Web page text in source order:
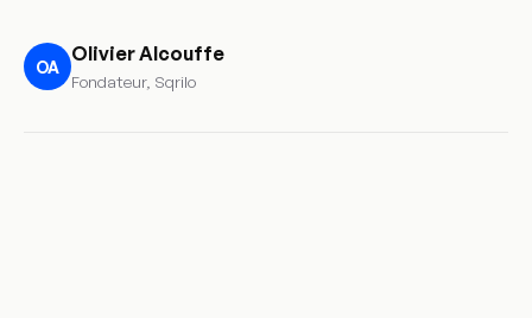
OA
Olivier Alcouffe
Fondateur, Sqrilo